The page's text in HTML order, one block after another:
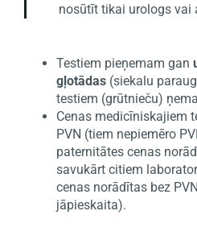
nosūtīt tikai urologs vai
Testiem pieņemam gan
gļotādas (siekalu
testiem (grūtnieču)
Cenas medicīniskajiem
PVN (tiem nepiemēro
paternitātes cenas
savukārt citiem
cenas norādītas bez
jāpieskaita).